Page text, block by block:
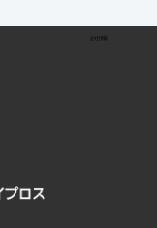
会社情報